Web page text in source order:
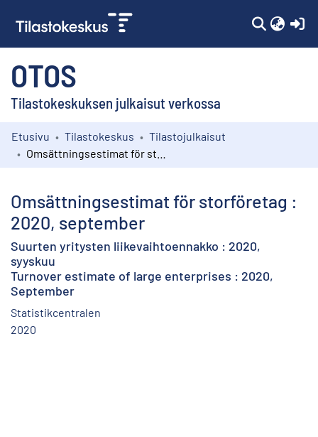
OTOS
Tilastokeskuksen julkaisut verkossa
Kokoelmat
Etusivu Tilastokeskus
Tilastojulkaisut
Omsättningsestimat för storföretag :
2020, september
Suurten yritysten liikevaihtoennakko : 2020,
syyskuu
Turnover estimate of large enterprises : 2020,
September
Statistikcentralen
2020